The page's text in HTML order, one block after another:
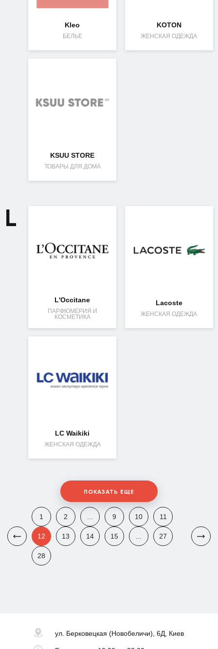
Kleo
БЕЛЬЕ
KOTON
ЖЕНСКАЯ ОДЕЖДА
KSUU STORE
ТОВАРЫ ДЛЯ ДОМА
L
L'Occitane
ПАРФЮМЕРИЯ И
КОСМЕТИКА
Lacoste
ЖЕНСКАЯ ОДЕЖДА
LC Waikiki
ЖЕНСКАЯ ОДЕЖДА
ПОКАЗАТЬ ЕЩЕ
1 2 9 10 11
12 13 14 15 27
28
ул. Берковецкая (Новобеличи), 6Д, Киев